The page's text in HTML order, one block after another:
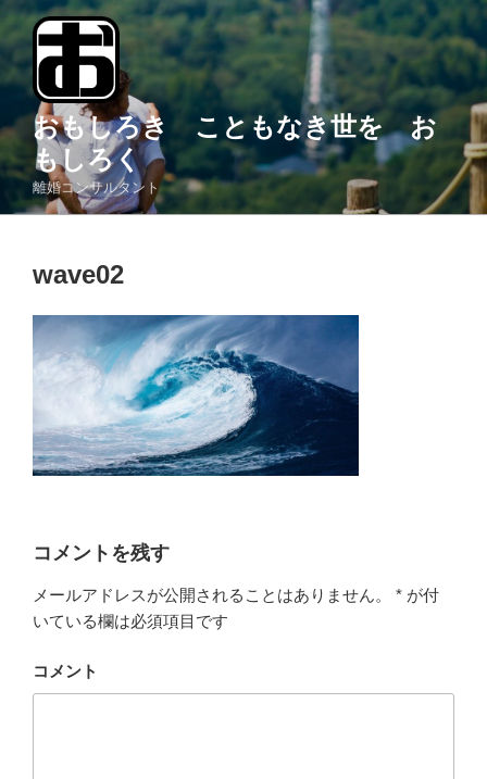
コ
テ
へ
ス
ッ
おもしろき こともなき世を お
もしろく
離婚コンサルタント
wave02
コメントを残す
メールアドレスが公開されることはありません。 * が付
いている欄は必須項目です
コメント